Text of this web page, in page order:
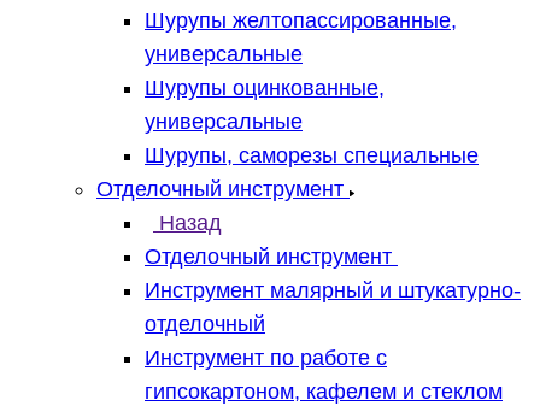
Шурупы желтопассированные,
универсальные
Шурупы оцинкованные,
универсальные
Шурупы, саморезы специальные
Отделочный инструмент
Назад
Отделочный инструмент
Инструмент малярный и штукатурно-
отделочный
Инструмент по работе с
гипсокартоном, кафелем и стеклом